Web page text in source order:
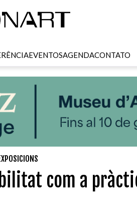
EVENTOSAGENDACONTATO
com a